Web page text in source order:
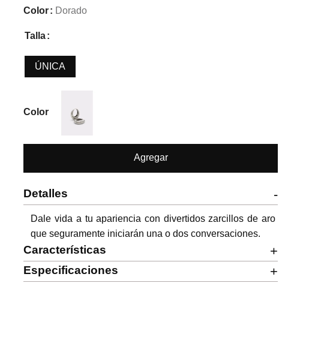
Color Dorado
Talla
ÚNICA
Color
Agregar
Detalles -
Dale vida a tu apariencia con divertidos zarcillos de aro
que seguramente iniciarán una o dos conversaciones.
Características +
Especificaciones +